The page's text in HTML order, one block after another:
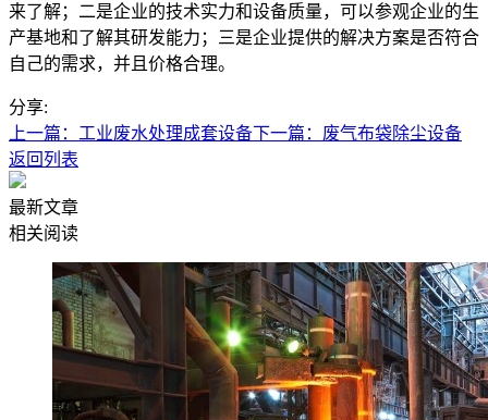
来了解；二是企业的技术实力和设备质量，可以参观企业的生
产基地和了解其研发能力；三是企业提供的解决方案是否符合
自己的需求，并且价格合理。
分享:
上一篇：工业废水处理成套设备下一篇：废气布袋除尘设备
返回列表
最新文章
相关阅读